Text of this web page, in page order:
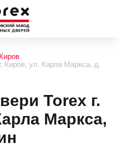
Киров
Киров, ул. Карла Маркса, д.
Torex г.
Маркса,